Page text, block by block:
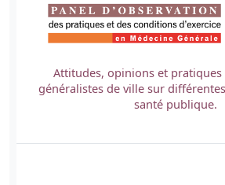
Attitudes, opinions et pratiques
généralistes de ville sur
santé publique.